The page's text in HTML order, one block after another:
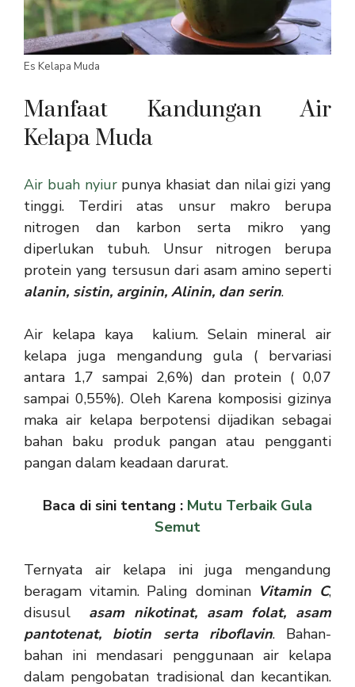
Es Kelapa Muda
Manfaat Kandungan Air
Kelapa Muda
Air buah nyiurpunya khasiat dan nilai gizi yang
tinggi. Terdiri atas unsur makro berupa
nitrogen dan karbon serta mikro yang
diperlukan tubuh. Unsur nitrogen berupa
protein yang tersusun dari asam amino seperti
alanin, sistin, arginin, Alinin, dan serin.
Air kelapa kaya kalium. Selain mineral air
kelapa juga mengandung gula ( bervariasi
antara 1,7 sampai 2,6%) dan protein ( 0,07
sampai 0,55%). Oleh Karena komposisi gizinya
maka air kelapa berpotensi dijadikan sebagai
bahan baku produk pangan atau pengganti
pangan dalam keadaan darurat.
Baca di sini tentang : Mutu Terbaik Gula
Semut
Ternyata air kelapa ini juga mengandung
beragam vitamin. Paling dominan Vitamin C,
disusul asam nikotinat, asam folat, asam
pantotenat, biotin serta riboflavin. Bahan-
bahan ini mendasari penggunaan air kelapa
dalam pengobatan tradisional dan kecantikan.